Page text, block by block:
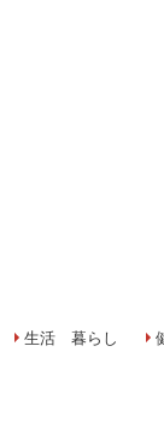
生活 暮らし